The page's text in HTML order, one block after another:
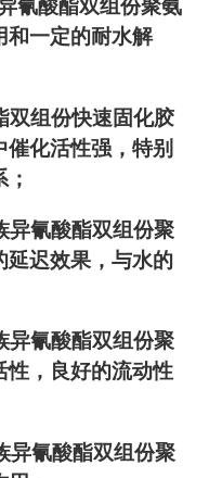
氰酸酯双组份聚氨
和一定的耐水解
双组份快速固化胶
化活性强，特别
异氰酸酯双组份聚
延迟效果，与水的
异氰酸酯双组份聚
性，良好的流动性
异氰酸酯双组份聚